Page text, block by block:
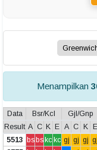
Menampilkan
Data Bsr/Kcl Gjl/Gnp
Result A C K E A C K E
5513 bsbskc kc gj gj gj gj